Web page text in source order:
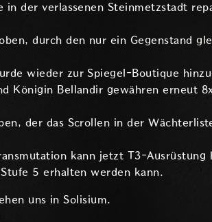
in der verlassenen Steinmetzstadt
durch den nur ein Gegenstand
wieder zur Spiegel-Boutique
Königin Bellandir gewähren erneut
der das Scrollen in der
kann jetzt T3-Ausrüstung
5 erhalten werden kann.
uns in Solisium.